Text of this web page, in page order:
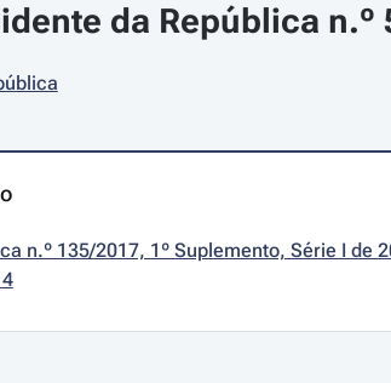
da República
n.º 135/2017, 1º Suplemento, Série I de